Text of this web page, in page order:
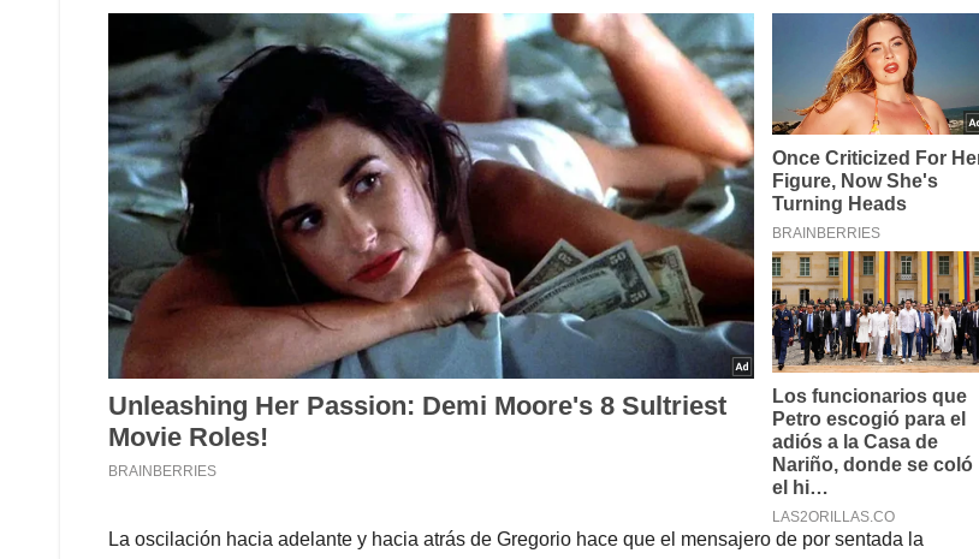
La oscilación hacia adelante y hacia atrás de Gregorio hace que el mensajero de por sentada la